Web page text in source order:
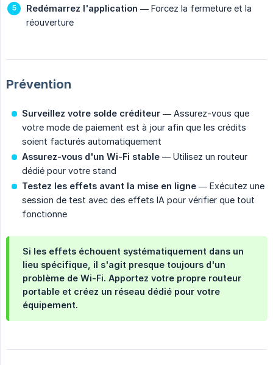
Redémarrez l'application — Forcez la fermeture et la
réouverture
Prévention
Surveillez votre solde créditeur — Assurez-vous que
votre mode de paiement est à jour afin que les crédits
soient facturés automatiquement
Assurez-vous d'un Wi-Fi stable — Utilisez un routeur
dédié pour votre stand
Testez les effets avant la mise en ligne — Exécutez une
session de test avec des effets IA pour vérifier que tout
fonctionne
Si les effets échouent systématiquement dans un
lieu spécifique, il s'agit presque toujours d'un
problème de Wi-Fi. Apportez votre propre routeur
portable et créez un réseau dédié pour votre
équipement.